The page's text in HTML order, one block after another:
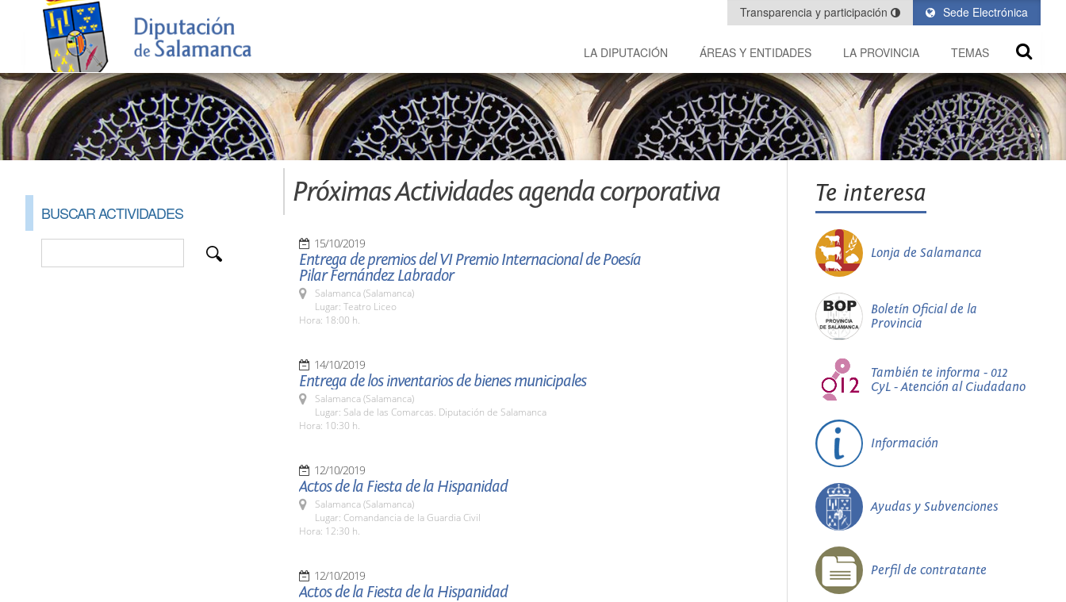
Sede Electrónica
Transparencia y participación
LA DIPUTACIÓN ÁREAS Y ENTIDADES LA PROVINCIA TEMAS
BUSCAR ACTIVIDADES
Próximas Actividades agenda corporativa
15/10/2019
Entrega de premios del VI Premio Internacional de Poesía
Pilar Fernández Labrador
Salamanca (Salamanca)
Lugar: Teatro Liceo
Hora: 18:00 h.
14/10/2019
Entrega de los inventarios de bienes municipales
Salamanca (Salamanca)
Lugar: Sala de las Comarcas. Diputación de Salamanca
Hora: 10:30 h.
12/10/2019
Actos de la Fiesta de la Hispanidad
Salamanca (Salamanca)
Lugar: Comandancia de la Guardia Civil
Hora: 12:30 h.
12/10/2019
Actos de la Fiesta de la Hispanidad
Te interesa
Lonja de Salamanca
Boletín Oficial de la
Provincia
También te informa - 012
CyL - Atención al Ciudadano
Información
Ayudas y Subvenciones
Perfil de contratante